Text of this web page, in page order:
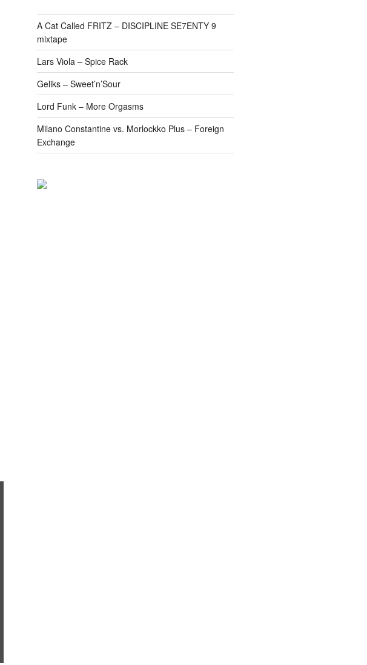
A Cat Called FRITZ – DISCIPLINE SE7ENTY 9
mixtape
Lars Viola – Spice Rack
Geliks – Sweet’n’Sour
Lord Funk – More Orgasms
Milano Constantine vs. Morlockko Plus – Foreign
Exchange